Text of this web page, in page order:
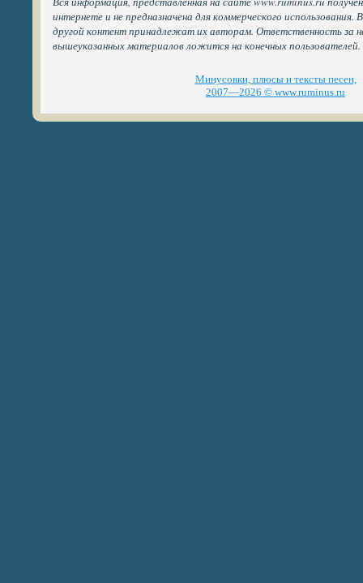
интернете и не предназначена для коммерческого
другой контент принадлежат их авторам. Ответственность за
вышеуказанных материалов ложится на конечных пользователей.
Минусовки, плюсы и тексты песен,
2007—2026 © www.ruminus.ru